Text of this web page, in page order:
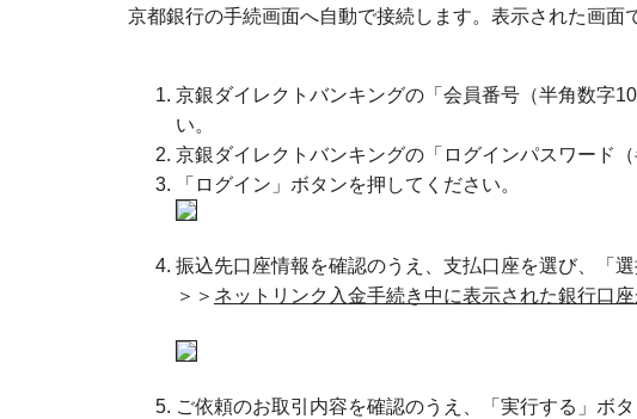
京都銀行の手続画面へ自動で接続します。表示された画面
京銀ダイレクトバンキングの「会員番号（半角数字
い。
京銀ダイレクトバンキングの「ログインパスワード
「ログイン」ボタンを押してください。
振込先口座情報を確認のうえ、支払口座を選び、「
＞＞ ネットリンク入金手続き中に表示された銀行口
ご依頼のお取引内容を確認のうえ、「実行する」ボタ